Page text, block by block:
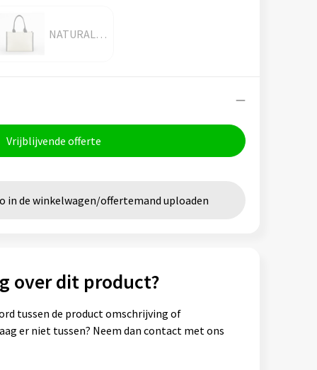
NATURAL/BLACK
Vrijblijvende offerte
in de winkelwagen/offertemand uploaden
over dit product?
tussen de product omschrijving of
er niet tussen? Neem dan contact met ons